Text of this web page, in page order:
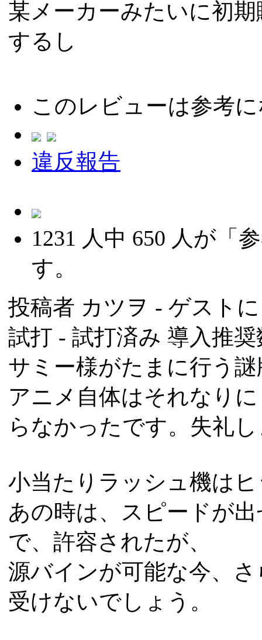
某メーカーみたいに初
するし
このレビューは参考
違反報告
1231 人中 650 人が「
す。
投稿者 カツヲ - ゲスト
試打 - 試打済み 導入推
サミー様がたまに行う
アニメ自体はそれなり
らなかったです。失礼
小当たりラッシュ機は
あの時は、スピードが
で、許容されたが、
源バインが可能な今、
受けないでしょう。